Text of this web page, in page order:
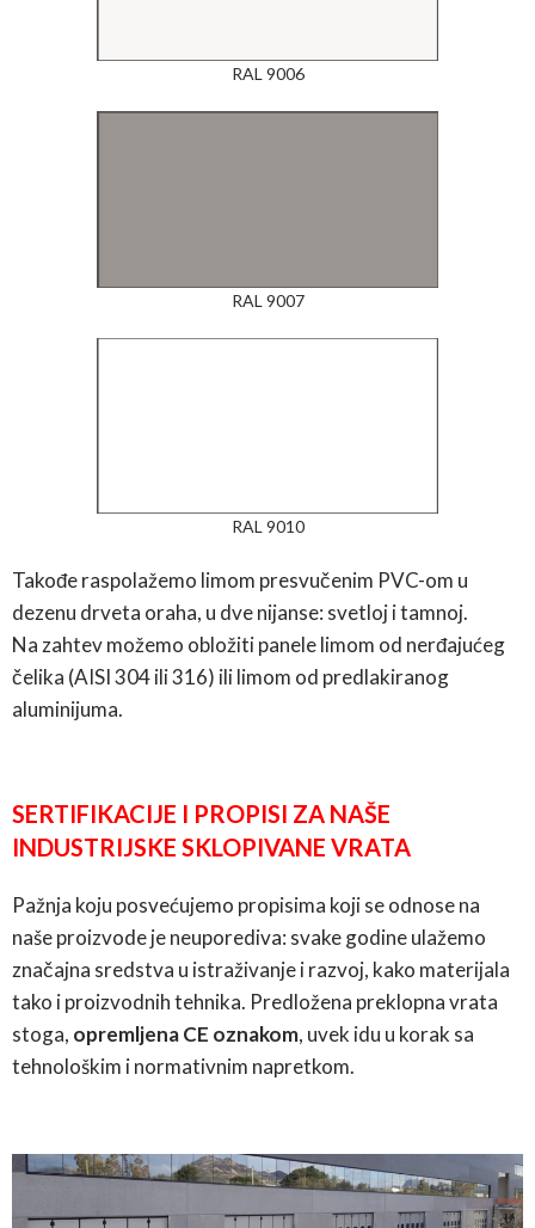
RAL 9006
RAL 9007
RAL 9010
Takođe raspolažemo limom presvučenim PVC-om u
dezenu drveta oraha, u dve nijanse: svetloj i tamnoj.
Na zahtev možemo obložiti panele limom od nerđajućeg
čelika (AISI 304 ili 316) ili limom od predlakiranog
aluminijuma.
SERTIFIKACIJE I PROPISI ZA NAŠE
INDUSTRIJSKE SKLOPIV­ANE VRATA
Pažnja koju posvećujemo propisima koji se odnose na
naše proizvode je neuporediva: svake godine ulažemo
značajna sredstva u istraživanje i razvoj, kako materijala
tako i proizvodnih tehnika. Predložena preklopna vrata
stoga, opremljena CE oznakom, uvek idu u korak sa
tehnološkim i normativnim napretkom.